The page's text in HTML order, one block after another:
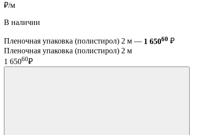
₽/м
В наличии
Пленочная упаковка (полистирол) 2 м — 1 65060 ₽
Пленочная упаковка (полистирол) 2 м
1 65060₽